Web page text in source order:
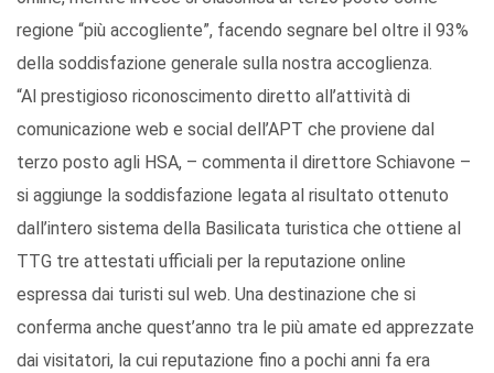
regione “più accogliente”, facendo segnare bel oltre il 93%
della soddisfazione generale sulla nostra accoglienza.
“Al prestigioso riconoscimento diretto all’attività di
comunicazione web e social dell’APT che proviene dal
terzo posto agli HSA, – commenta il direttore Schiavone –
si aggiunge la soddisfazione legata al risultato ottenuto
dall’intero sistema della Basilicata turistica che ottiene al
TTG tre attestati ufficiali per la reputazione online
espressa dai turisti sul web. Una destinazione che si
conferma anche quest’anno tra le più amate ed apprezzate
dai visitatori, la cui reputazione fino a pochi anni fa era